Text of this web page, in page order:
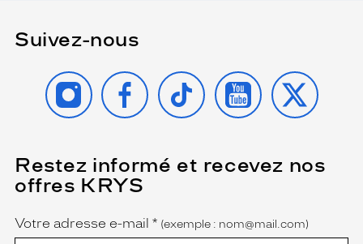
Suivez-nous
INSTAGRAMFACEBOOK
TIKTOK YOUTUBE
X
Restez informé et recevez nos
offres KRYS
Name
Votre adresse e-mail *
(Ce
champ
est
(exemple : nom@mail.com)